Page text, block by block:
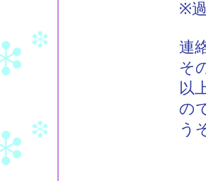
※
連
そ
以
の
う